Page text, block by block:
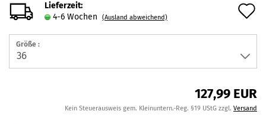
Lieferzeit:
4-6 Wochen
(Ausland abweichend)
Größe :
127,99 EUR
Kein Steuerausweis gem. Kleinuntern.-Reg. §19 UStG zzgl. Versand